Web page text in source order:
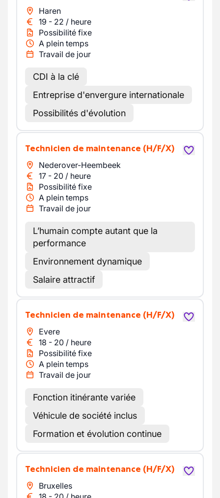
Haren
19 - 22 / heure
Possibilité fixe
A plein temps
Travail de jour
CDI à la clé
Entreprise d'envergure internationale
Possibilités d'évolution
Technicien de maintenance (H/F/X)
Nederover-Heembeek
17 - 20 / heure
Possibilité fixe
A plein temps
Travail de jour
L’humain compte autant que la
performance
Environnement dynamique
Salaire attractif
Technicien de maintenance (H/F/X)
Evere
18 - 20 / heure
Possibilité fixe
A plein temps
Travail de jour
Fonction itinérante variée
Véhicule de société inclus
Formation et évolution continue
Technicien de maintenance (H/F/X)
Bruxelles